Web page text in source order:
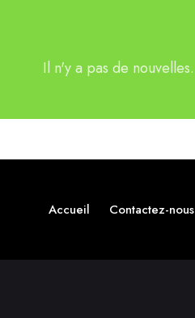
Il n'y a pas de nouvelles.
Accueil Contactez-nous